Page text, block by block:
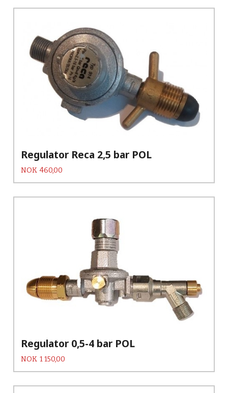
Regulator Reca 2,5 bar POL
Pris
NOK 460,00
Regulator 0,5-4 bar POL
Pris
NOK 1 150,00